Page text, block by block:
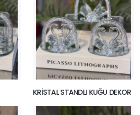
KRİSTAL STANDLI KUĞU DEKOR